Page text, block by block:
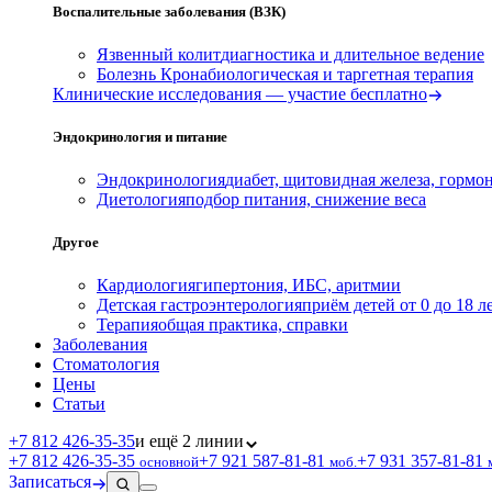
Воспалительные заболевания (ВЗК)
Язвенный колитдиагностика и длительное ведение
Болезнь Кронабиологическая и таргетная терапия
Клинические исследования — участие бесплатно
Эндокринология и питание
Эндокринологиядиабет, щитовидная железа,
Диетологияподбор питания, снижение веса
Другое
Кардиологиягипертония, ИБС, аритмии
Детская гастроэнтерологияприём детей от 0 до 18
Терапияобщая практика, справки
Заболевания
Стоматология
Цены
Статьи
+7 812 426‑35‑35и ещё 2 линии
+7 812 426‑35‑35 основной+7 921 587‑81‑81 моб.+7 931 357‑81‑81
Записаться